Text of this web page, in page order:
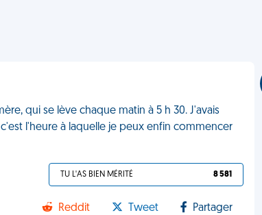
qui se lève chaque matin à 5 h 30. J'avais
l'heure à laquelle je peux enfin commencer
TU L'AS BIEN MÉRITÉ 8 581
Reddit Tweet Partager